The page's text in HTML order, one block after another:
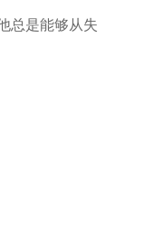
总是能够从失